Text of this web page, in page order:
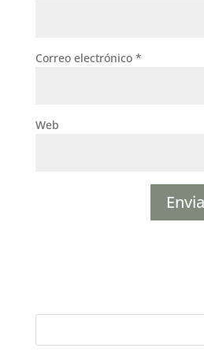
Correo electrónico *
Web